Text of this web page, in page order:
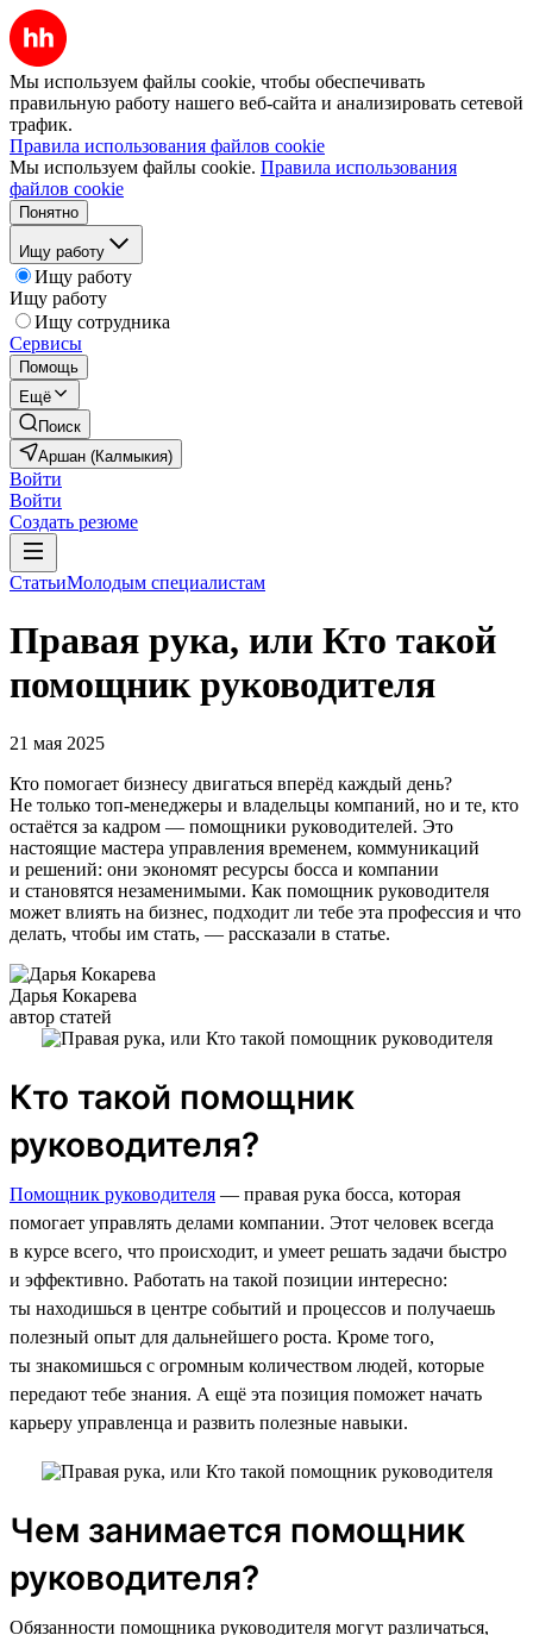
Мы используем файлы cookie, чтобы обеспечивать
правильную работу нашего веб-сайта и анализировать сетевой
трафик.
Правила использования файлов cookie
Мы используем файлы cookie. Правила использования
файлов cookie
Понятно
Ищу работу
Ищу работу
Ищу работу
Ищу сотрудника
Сервисы
Помощь
Ещё
Поиск
Аршан (Калмыкия)
Войти
Войти
Создать резюме
СтатьиМолодым специалистам
Правая рука, или Кто такой
помощник руководителя
21 мая 2025
Кто помогает бизнесу двигаться вперёд каждый день?
Не только топ-менеджеры и владельцы компаний, но и те, кто
остаётся за кадром — помощники руководителей. Это
настоящие мастера управления временем, коммуникаций
и решений: они экономят ресурсы босса и компании
и становятся незаменимыми. Как помощник руководителя
может влиять на бизнес, подходит ли тебе эта профессия и что
делать, чтобы им стать, — рассказали в статье.
Дарья Кокарева
автор статей
Кто такой помощник
руководителя?
Помощник руководителя — правая рука босса, которая
помогает управлять делами компании. Этот человек всегда
в курсе всего, что происходит, и умеет решать задачи быстро
и эффективно. Работать на такой позиции интересно:
ты находишься в центре событий и процессов и получаешь
полезный опыт для дальнейшего роста. Кроме того,
ты знакомишься с огромным количеством людей, которые
передают тебе знания. А ещё эта позиция поможет начать
карьеру управленца и развить полезные навыки.
Чем занимается помощник
руководителя?
Обязанности помощника руководителя могут различаться,